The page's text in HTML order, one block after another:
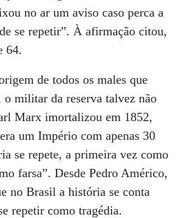
no ar um aviso caso perca a
se repetir”. À afirmação citou,
64.
de todos os males que
militar da reserva talvez não
Marx imortalizou em 1852,
um Império com apenas 30
se repete, a primeira vez como
farsa”. Desde Pedro Américo,
no Brasil a história se conta
repetir como tragédia.